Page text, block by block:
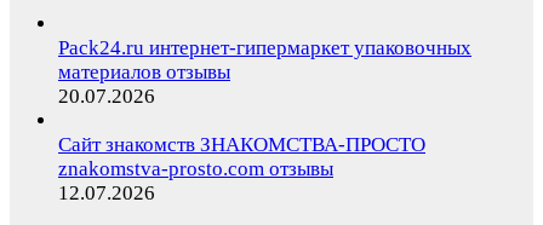
Pack24.ru интернет-гипермаркет упаковочных
материалов отзывы
20.07.2026
Сайт знакомств ЗНАКОМСТВА-ПРОСТО
znakomstva-prosto.com отзывы
12.07.2026